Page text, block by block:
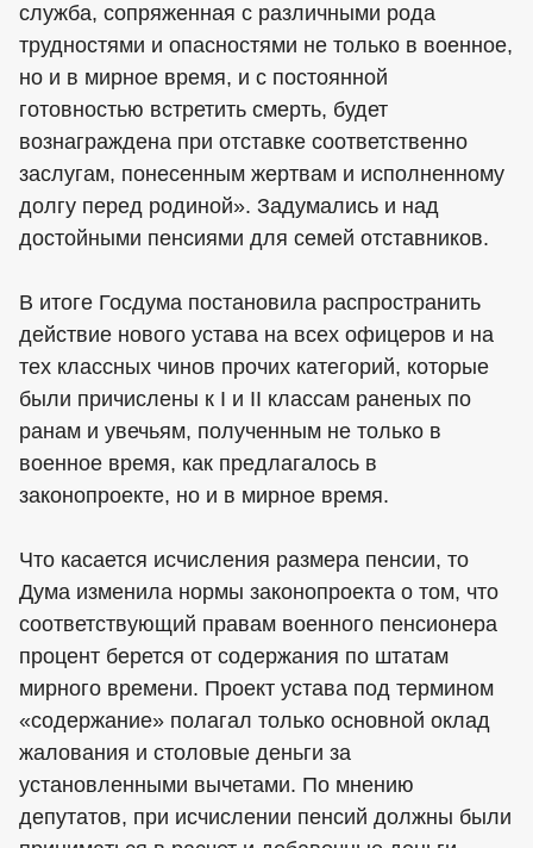
служба, сопряженная с различными рода
трудностями и опасностями не только в военное,
но и в мирное время, и с постоянной
готовностью встретить смерть, будет
вознаграждена при отставке соответственно
заслугам, понесенным жертвам и исполненному
долгу перед родиной». Задумались и над
достойными пенсиями для семей отставников.
В итоге Госдума постановила распространить
действие нового устава на всех офицеров и на
тех классных чинов прочих категорий, которые
были причислены к I и II классам раненых по
ранам и увечьям, полученным не только в
военное время, как предлагалось в
законопроекте, но и в мирное время.
Что касается исчисления размера пенсии, то
Дума изменила нормы законопроекта о том, что
соответствующий правам военного пенсионера
процент берется от содержания по штатам
мирного времени. Проект устава под термином
«содержание» полагал только основной оклад
жалования и столовые деньги за
установленными вычетами. По мнению
депутатов, при исчислении пенсий должны были